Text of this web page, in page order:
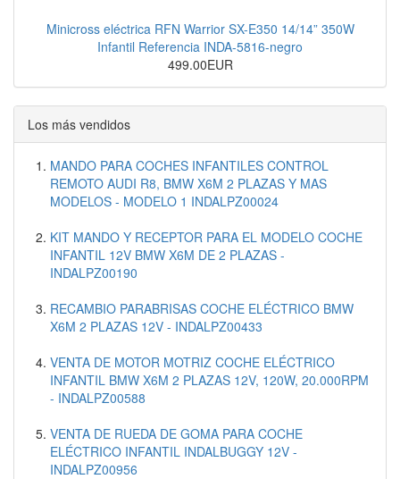
Minicross eléctrica RFN Warrior SX-E350 14/14” 350W
Infantil Referencia INDA-5816-negro
499.00EUR
Los más vendidos
MANDO PARA COCHES INFANTILES CONTROL
REMOTO AUDI R8, BMW X6M 2 PLAZAS Y MAS
MODELOS - MODELO 1 INDALPZ00024
KIT MANDO Y RECEPTOR PARA EL MODELO COCHE
INFANTIL 12V BMW X6M DE 2 PLAZAS -
INDALPZ00190
RECAMBIO PARABRISAS COCHE ELÉCTRICO BMW
X6M 2 PLAZAS 12V - INDALPZ00433
VENTA DE MOTOR MOTRIZ COCHE ELÉCTRICO
INFANTIL BMW X6M 2 PLAZAS 12V, 120W, 20.000RPM
- INDALPZ00588
VENTA DE RUEDA DE GOMA PARA COCHE
ELÉCTRICO INFANTIL INDALBUGGY 12V -
INDALPZ00956